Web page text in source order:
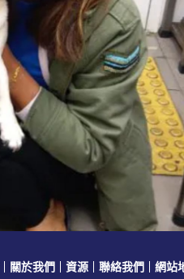
關於我們 資源 聯絡我們 網站